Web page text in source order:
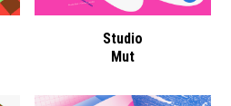
Studio
Mut